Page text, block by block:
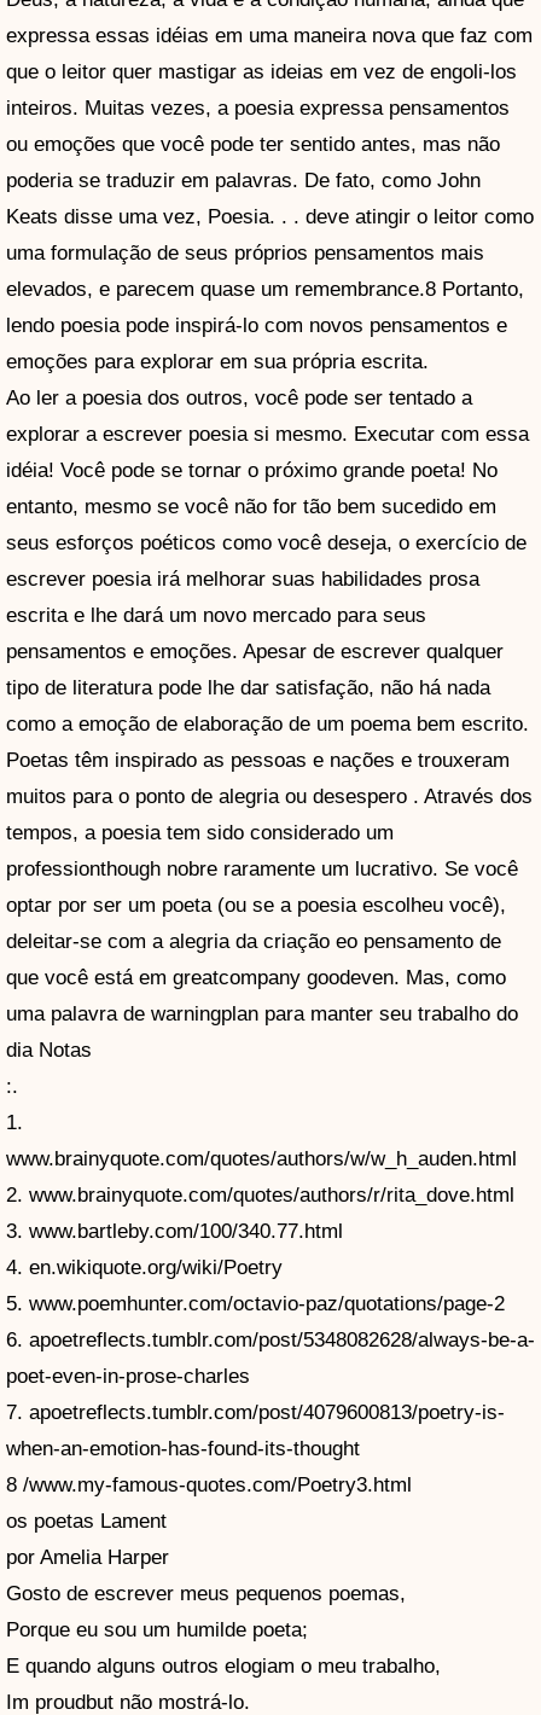
expressa essas idéias em uma maneira nova que faz com
que o leitor quer mastigar as ideias em vez de engoli-los
inteiros. Muitas vezes, a poesia expressa pensamentos
ou emoções que você pode ter sentido antes, mas não
poderia se traduzir em palavras. De fato, como John
Keats disse uma vez, Poesia. . . deve atingir o leitor como
uma formulação de seus próprios pensamentos mais
elevados, e parecem quase um remembrance.8 Portanto,
lendo poesia pode inspirá-lo com novos pensamentos e
emoções para explorar em sua própria escrita.
Ao ler a poesia dos outros, você pode ser tentado a
explorar a escrever poesia si mesmo. Executar com essa
idéia! Você pode se tornar o próximo grande poeta! No
entanto, mesmo se você não for tão bem sucedido em
seus esforços poéticos como você deseja, o exercício de
escrever poesia irá melhorar suas habilidades prosa
escrita e lhe dará um novo mercado para seus
pensamentos e emoções. Apesar de escrever qualquer
tipo de literatura pode lhe dar satisfação, não há nada
como a emoção de elaboração de um poema bem escrito.
Poetas têm inspirado as pessoas e nações e trouxeram
muitos para o ponto de alegria ou desespero . Através dos
tempos, a poesia tem sido considerado um
professionthough nobre raramente um lucrativo. Se você
optar por ser um poeta (ou se a poesia escolheu você),
deleitar-se com a alegria da criação eo pensamento de
que você está em greatcompany goodeven. Mas, como
uma palavra de warningplan para manter seu trabalho do
dia Notas
:.
1.
www.brainyquote.com/quotes/authors/w/w_h_auden.html
2. www.brainyquote.com/quotes/authors/r/rita_dove.html
3. www.bartleby.com/100/340.77.html
4. en.wikiquote.org/wiki/Poetry
5. www.poemhunter.com/octavio-paz/quotations/page-2
6. apoetreflects.tumblr.com/post/5348082628/always-be-a-
poet-even-in-prose-charles
7. apoetreflects.tumblr.com/post/4079600813/poetry-is-
when-an-emotion-has-found-its-thought
8 /www.my-famous-quotes.com/Poetry3.html
os poetas Lament
por Amelia Harper
Gosto de escrever meus pequenos poemas,
Porque eu sou um humilde poeta;
E quando alguns outros elogiam o meu trabalho,
Im proudbut não mostrá-lo.